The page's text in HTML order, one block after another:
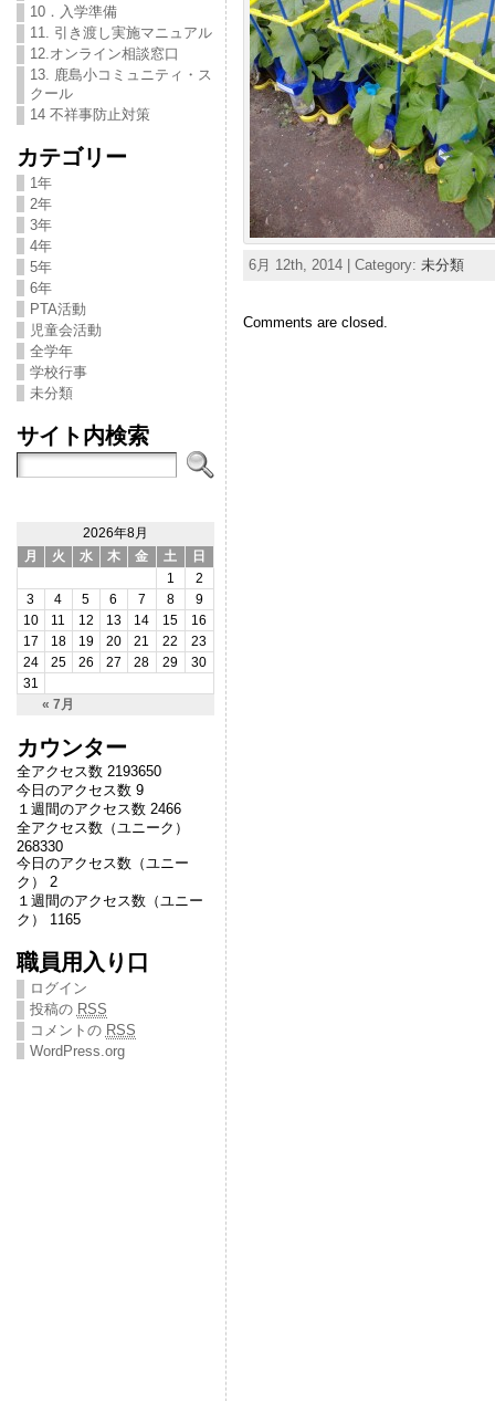
10．入学準備
11. 引き渡し実施マニュアル
12.オンライン相談窓口
13. 鹿島小コミュニティ・ス
クール
14 不祥事防止対策
カテゴリー
1年
2年
3年
4年
5年
6年
PTA活動
児童会活動
全学年
学校行事
未分類
サイト内検索
2026年8月
月
火 水 木 金 土 日
« 7月
1
2
3
4 5 6 7 8
9
10
11 12 13 14 15
16
17
18 19 20 21 22
23
24
25 26 27 28 29
30
31
カウンター
全アクセス数 2193650
今日のアクセス数 9
１週間のアクセス数 2466
全アクセス数（ユニーク）
268330
今日のアクセス数（ユニー
ク） 2
１週間のアクセス数（ユニー
ク） 1165
職員用入り口
ログイン
投稿の RSS
コメントの RSS
WordPress.org
6月 12th, 2014 | Category: 未分類
Comments are closed.